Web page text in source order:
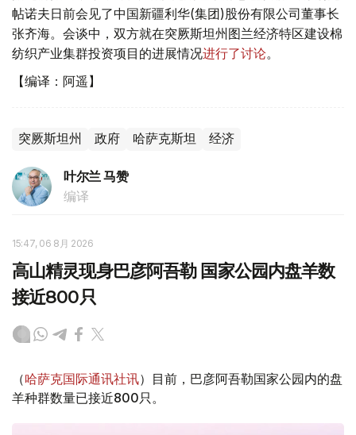
帖诺夫日前会见了中国新疆利华(集团)股份有限公司董事长
张齐海。会谈中，双方就在突厥斯坦州图兰经济特区建设棉
纺织产业集群投资项目的进展情况进行了讨论。
【编译：阿遥】
突厥斯坦州 政府 哈萨克斯坦 经济
叶尔兰 马赞
编译
15:47, 06 8月 2026
高山精灵现身巴彦阿吾勒 国家公园内盘羊数
接近800只
（哈萨克国际通讯社讯）目前，巴彦阿吾勒国家公园内的盘
羊种群数量已接近800只。